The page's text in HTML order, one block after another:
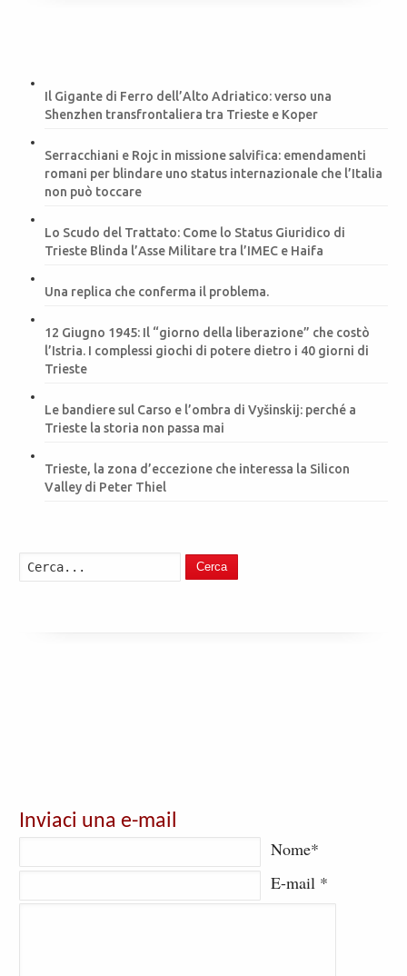
Il Gigante di Ferro dell’Alto Adriatico: verso una
Shenzhen transfrontaliera tra Trieste e Koper
Serracchiani e Rojc in missione salvifica: emendamenti
romani per blindare uno status internazionale che l’Italia
non può toccare
Lo Scudo del Trattato: Come lo Status Giuridico di
Trieste Blinda l’Asse Militare tra l’IMEC e Haifa
Una replica che conferma il problema.
12 Giugno 1945: Il “giorno della liberazione” che costò
l’Istria. I complessi giochi di potere dietro i 40 giorni di
Trieste
Le bandiere sul Carso e l’ombra di Vyšinskij: perché a
Trieste la storia non passa mai
Trieste, la zona d’eccezione che interessa la Silicon
Valley di Peter Thiel
Cerca
Inviaci una e-mail
Nome*
E-mail *